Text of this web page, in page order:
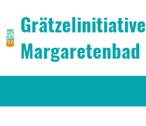
Grätzelinitiative
Margaretenbad